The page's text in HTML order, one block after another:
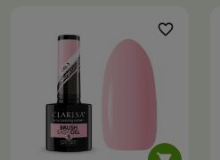
favorite_border